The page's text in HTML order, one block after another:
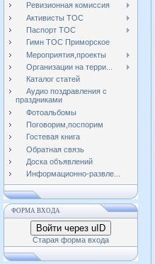
Ревизионная комиссия
Активисты ТОС
Паспорт ТОС
Гимн ТОС Приморское
Мероприятия,проекты
Организации на терри...
Каталог статей
Аудио поздравления с
праздниками
Фотоальбомы
Поговорим,поспорим
Гостевая книга
Обратная связь
Доска объявлений
Информационно-развле...
ФОРМА ВХОДА
Войти через uID
Старая форма входа